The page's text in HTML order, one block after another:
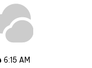
6:15 AM